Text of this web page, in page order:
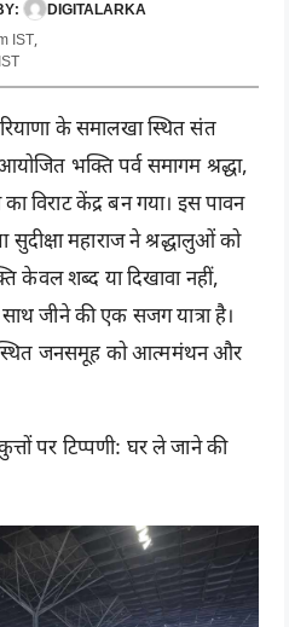
DIGITALARKA
IST,
के समालखा स्थित संत
भक्ति पर्व समागम श्रद्धा,
विराट केंद्र बन गया। इस पावन
महाराज ने श्रद्धालुओं को
केवल शब्द या दिखावा नहीं,
जीने की एक सजग यात्रा है।
जनसमूह को आत्ममंथन और
कुत्तों पर टिप्पणी: घर ले जाने की